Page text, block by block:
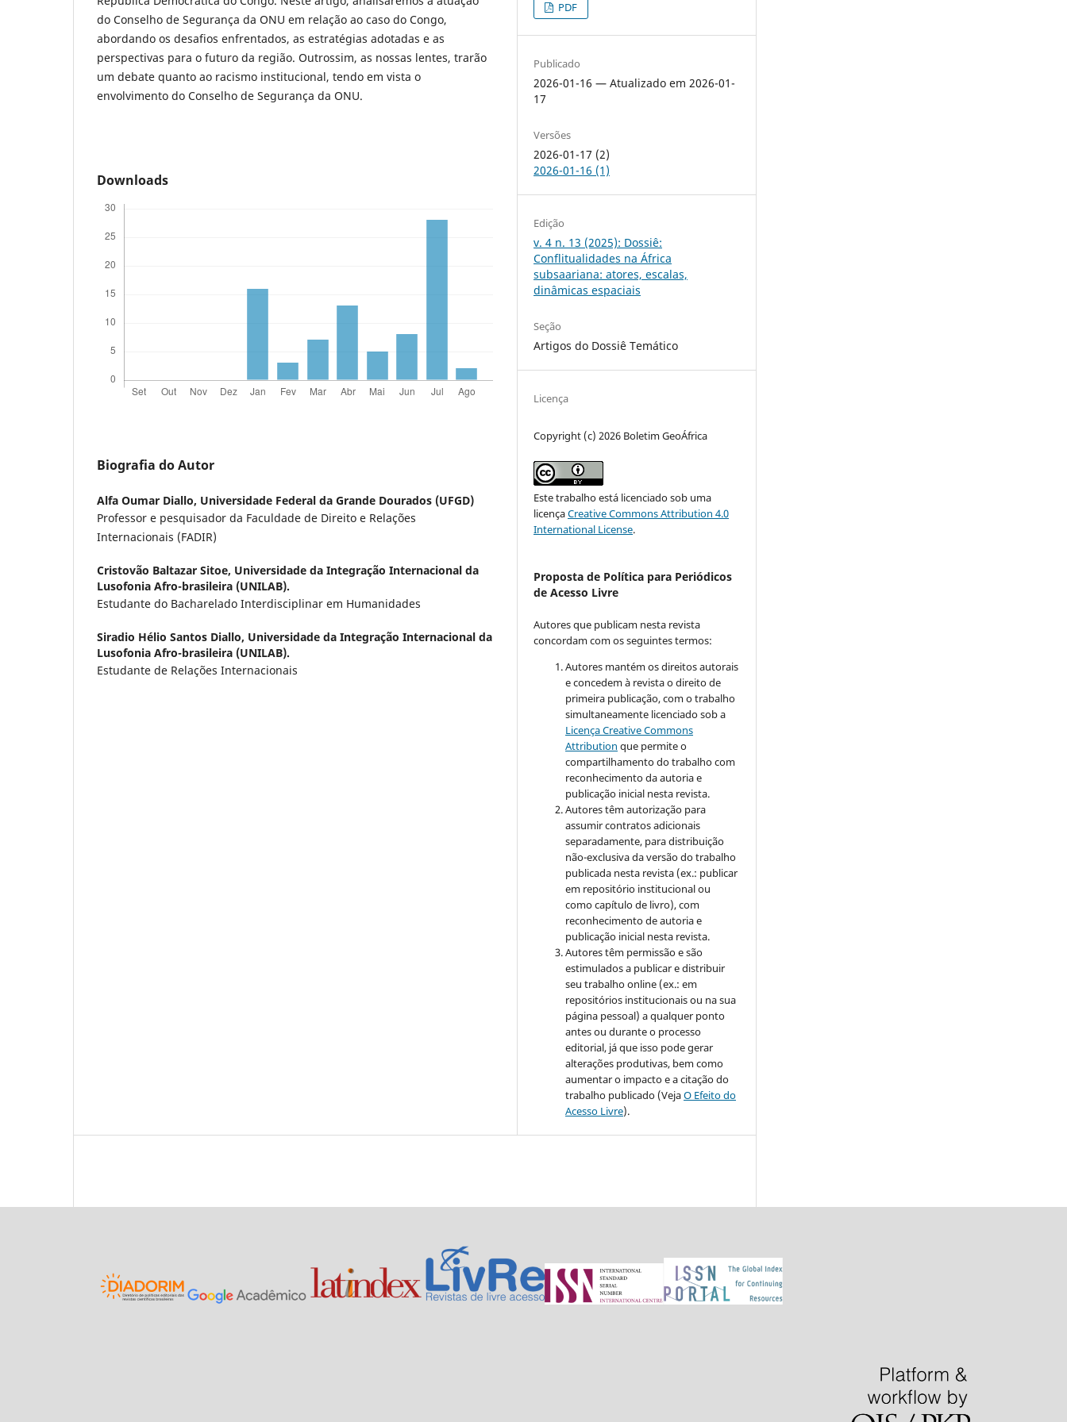
do Conselho de Segurança da ONU em relação ao caso do Congo,
abordando os desafios enfrentados, as estratégias adotadas e as
perspectivas para o futuro da região. Outrossim, as nossas lentes, trarão
um debate quanto ao racismo institucional, tendo em vista o
envolvimento do Conselho de Segurança da ONU.
Downloads
Biografia do Autor
Alfa Oumar Diallo, Universidade Federal da Grande Dourados (UFGD)
Professor e pesquisador da Faculdade de Direito e Relações
Internacionais (FADIR)
Cristovão Baltazar Sitoe, Universidade da Integração Internacional da
Lusofonia Afro-brasileira (UNILAB).
Estudante do Bacharelado Interdisciplinar em Humanidades
Siradio Hélio Santos Diallo, Universidade da Integração Internacional da
Lusofonia Afro-brasileira (UNILAB).
Estudante de Relações Internacionais
PDF
Publicado
2026-01-16 — Atualizado em 2026-01-
17
Versões
2026-01-17 (2)
2026-01-16 (1)
Edição
v. 4 n. 13 (2025): Dossiê:
Conflitualidades na África
subsaariana: atores, escalas,
dinâmicas espaciais
Seção
Artigos do Dossiê Temático
Licença
Copyright (c) 2026 Boletim GeoÁfrica
Este trabalho está licenciado sob uma
licençaCreative Commons Attribution 4.0
International License.
Proposta de Política para Periódicos
de Acesso Livre
Autores que publicam nesta revista
concordam com os seguintes termos:
Autores mantém os direitos autorais
e concedem à revista o direito de
primeira publicação, com o trabalho
simultaneamente licenciado sob a
Licença Creative Commons
Attribution que permite o
compartilhamento do trabalho com
reconhecimento da autoria e
publicação inicial nesta revista.
Autores têm autorização para
assumir contratos adicionais
separadamente, para distribuição
não-exclusiva da versão do trabalho
publicada nesta revista (ex.: publicar
em repositório institucional ou
como capítulo de livro), com
reconhecimento de autoria e
publicação inicial nesta revista.
Autores têm permissão e são
estimulados a publicar e distribuir
seu trabalho online (ex.: em
repositórios institucionais ou na sua
página pessoal) a qualquer ponto
antes ou durante o processo
editorial, já que isso pode gerar
alterações produtivas, bem como
aumentar o impacto e a citação do
trabalho publicado (VejaO Efeito do
Acesso Livre).